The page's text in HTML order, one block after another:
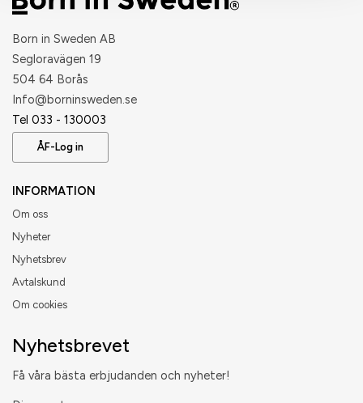
Born in Sweden AB
Segloravägen 19
504 64 Borås
​Info@borninsweden.se
Tel 033 - 130003
ÅF-Log in
INFORMATION
Om oss
Nyheter
Nyhetsbrev
Avtalskund
Om cookies
Nyhetsbrevet
Få våra bästa erbjudanden och nyheter!